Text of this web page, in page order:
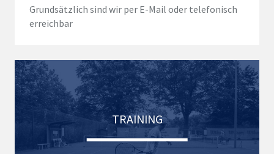
Grundsätzlich sind wir per E-Mail oder telefonisch
erreichbar
TRAINING